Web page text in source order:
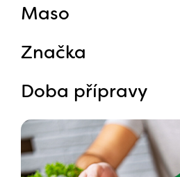
Maso
Značka
Doba přípravy